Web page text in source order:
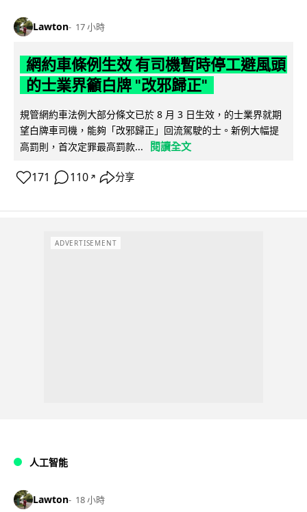
Lawton 17 小時
網約車條例生效 有司機暫時停工避風頭
的士業界籲白牌 "改邪歸正"
規管網約車法例大部分條文已於 8 月 3 日生效，的士業界就期
望白牌車司機，能夠「改邪歸正」回流駕駛的士。新例大幅提
高罰則，首次定罪最高罰款...
閱讀全文
171 110 ↗ 分享
ADVERTISEMENT
人工智能
Lawton 18 小時